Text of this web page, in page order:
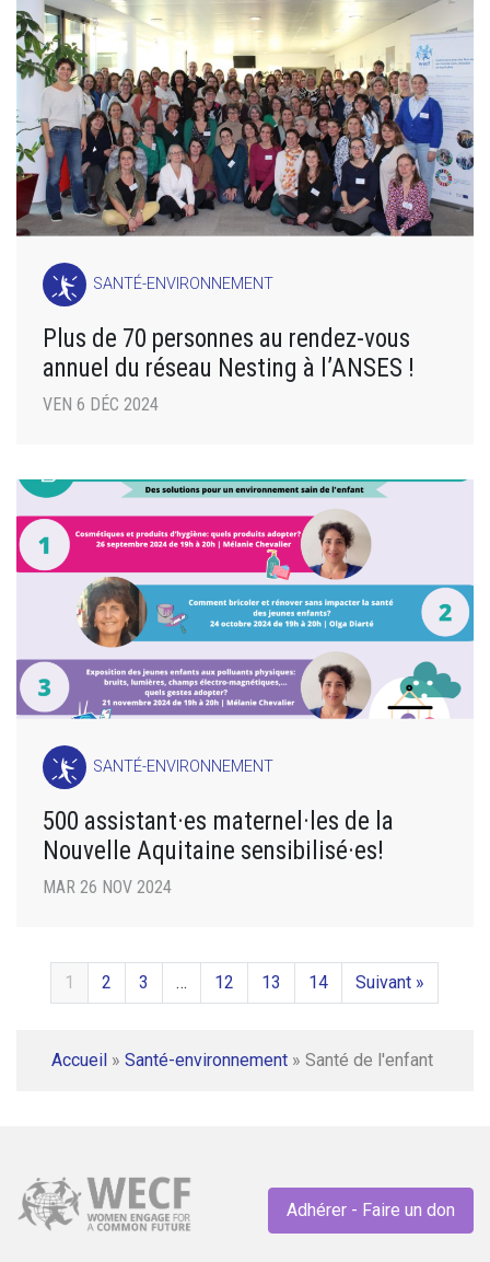
SANTÉ-ENVIRONNEMENT
Plus de 70 personnes au rendez-vous
annuel du réseau Nesting à l’ANSES !
VEN 6 DÉC 2024
SANTÉ-ENVIRONNEMENT
500 assistant·es maternel·les de la
Nouvelle Aquitaine sensibilisé·es!
MAR 26 NOV 2024
1 2 3 … 12 13 14 Suivant »
Accueil » Santé-environnement » Santé de l'enfant
Adhérer - Faire un don